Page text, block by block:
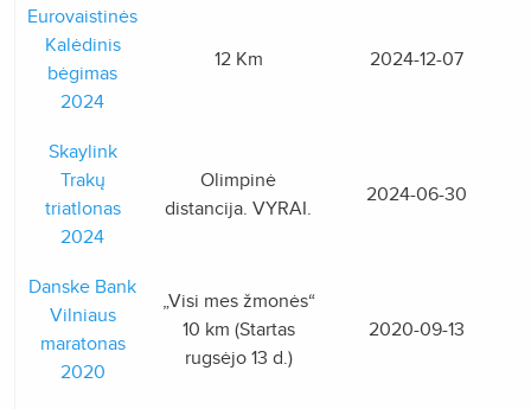
Eurovaistinės
Kalėdinis
bėgimas
2024
12 Km 2024-12-07
Skaylink
Trakų
triatlonas
2024
Olimpinė
distancija. VYRAI.
2024-06-30
Danske Bank
Vilniaus
maratonas
2020
„Visi mes žmonės“
10 km (Startas
rugsėjo 13 d.)
2020-09-13